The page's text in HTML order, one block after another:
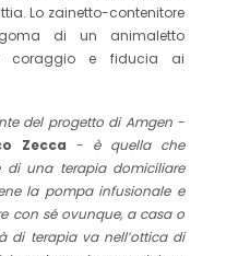
Lo zainetto-contenitore
di un animaletto
coraggio e fiducia ai
del progetto di Amgen -
Zecca - è quella che
di una terapia domiciliare
la pompa infusionale e
con sé ovunque, a casa o
di terapia va nell’ottica di